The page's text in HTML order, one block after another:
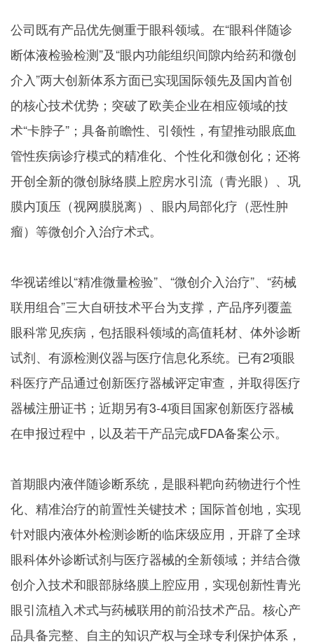
公司既有产品优先侧重于眼科领域。在“眼科伴随诊
断体液检验检测”及“眼内功能组织间隙内给药和微创
介入”两大创新体系方面已实现国际领先及国内首创
的核心技术优势；突破了欧美企业在相应领域的技
术“卡脖子”；具备前瞻性、引领性，有望推动眼底血
管性疾病诊疗模式的精准化、个性化和微创化；还将
开创全新的微创脉络膜上腔房水引流（青光眼）、巩
膜内顶压（视网膜脱离）、眼内局部化疗（恶性肿
瘤）等微创介入治疗术式。
华视诺维以“精准微量检验”、“微创介入治疗”、“药械
联用组合”三大自研技术平台为支撑，产品序列覆盖
眼科常见疾病，包括眼科领域的高值耗材、体外诊断
试剂、有源检测仪器与医疗信息化系统。已有2项眼
科医疗产品通过创新医疗器械评定审查，并取得医疗
器械注册证书；近期另有3-4项目国家创新医疗器械
在申报过程中，以及若干产品完成FDA备案公示。
首期眼内液伴随诊断系统，是眼科靶向药物进行个性
化、精准治疗的前置性关键技术；国际首创地，实现
针对眼内液体外检测诊断的临床级应用，开辟了全球
眼科体外诊断试剂与医疗器械的全新领域；并结合微
创介入技术和眼部脉络膜上腔应用，实现创新性青光
眼引流植入术式与药械联用的前沿技术产品。核心产
品具备完整、自主的知识产权与全球专利保护体系，